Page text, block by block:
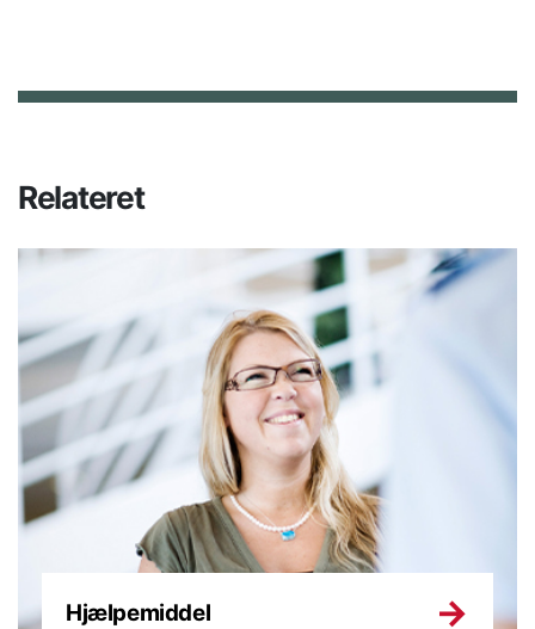
Relateret
Hjælpemiddel